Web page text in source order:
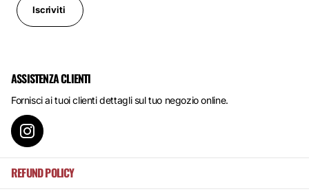
Iscriviti
ASSISTENZA CLIENTI
Fornisci ai tuoi clienti dettagli sul tuo negozio online.
REFUND POLICY